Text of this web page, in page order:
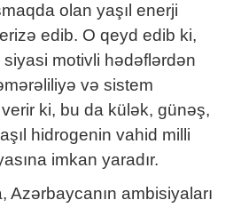
olan yaşıl enerji
edib. O qeyd edib ki,
siyasi motivli hədəflərdən
və sistem
ki, bu da külək, günəş,
hidrogenin vahid milli
imkan yaradır.
Azərbaycanın ambisiyaları